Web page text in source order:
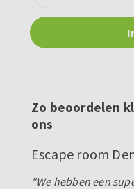
Zo beoordelen
ons
Escape room
"We hebben een